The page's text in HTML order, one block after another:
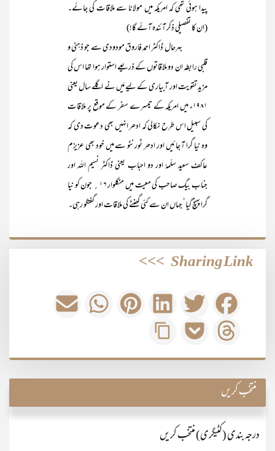
پیدا ہوئی تھی کہ امریکہ میں مولانا سے ملاقات کی جائے۔
(ان کا تفصیلی ذکر آئندہ آئے گا!)
بہرحال ڈاکٹر احمد فاروق مودودی سے جو ذہنی و
قلبی رابطہ ان دو ملاقاتوں کے ذریعے استوار ہوا تھا اس کی
مزید تقویت اور آبیاری کے لیے مَیں نے اگلے سال یعنی
۱۹۸۱ء میں امریکہ کے تیسرے سفر کے موقع پر ملاقات
کی سبیل اس طرح نکالی کہ ادھر انہیں بھی دعوت دی کہ
وہ نیا گرا آ جائیں اور ادھر ٹورنٹو سے میں خود بھی عزیزم
عاکف سعید سلّمہٗ اور دو احباب یعنی ڈاکٹر نسیم اللہ اور
جناب بیگ صاحب کی معیت میں منگلوار ۱۶؍ جون کو نیا
گرا پہنچ گیا‘ جہاں ان سے کئی گھنٹے کی ملاقات اور گفتگو رہی۔
Sharing Link
>>>
منتخب کریں
درجہ بندی (کٹیگری) منتخب کریں